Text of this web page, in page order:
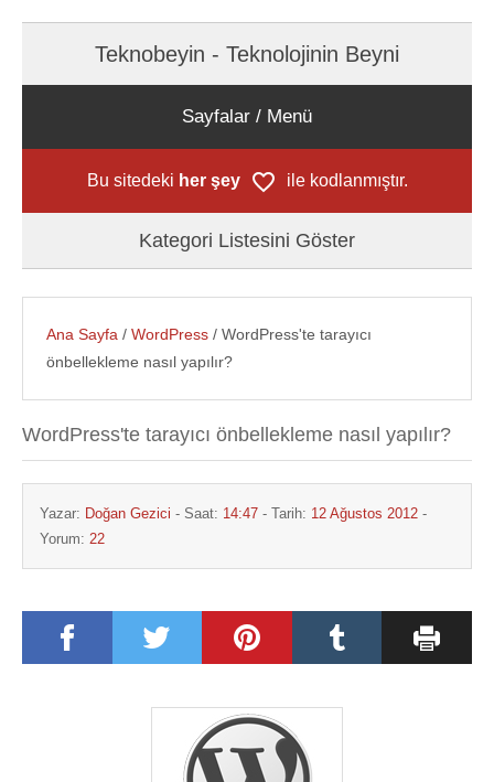
Teknobeyin - Teknolojinin Beyni
Sayfalar / Menü
Bu sitedeki her şey ile kodlanmıştır.
Kategori Listesini Göster
Ana Sayfa /WordPress / WordPress'te tarayıcı
önbellekleme nasıl yapılır?
WordPress'te tarayıcı önbellekleme nasıl yapılır?
Yazar: Doğan Gezici - Saat: 14:47 - Tarih: 12 Ağustos 2012 -
Yorum: 22